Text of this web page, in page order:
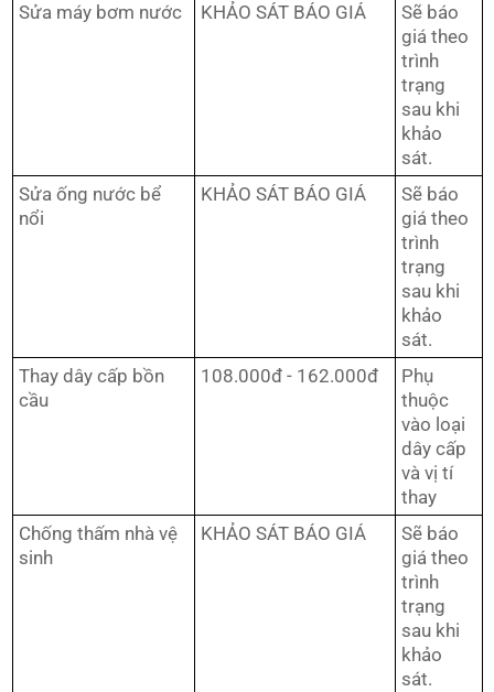
Sửa máy bơm nước
KHẢO SÁT BÁO GIÁ
Sẽ báo
giá theo
trình
trạng
sau khi
khảo
sát.
Sửa ống nước bể
nổi
KHẢO SÁT BÁO GIÁ
Sẽ báo
giá theo
trình
trạng
sau khi
khảo
sát.
Thay dây cấp bồn
cầu
108.000đ - 162.000đ
Phụ
thuộc
vào loại
dây cấp
và vị tí
thay
Chống thấm nhà vệ
sinh
KHẢO SÁT BÁO GIÁ
Sẽ báo
giá theo
trình
trạng
sau khi
khảo
sát.